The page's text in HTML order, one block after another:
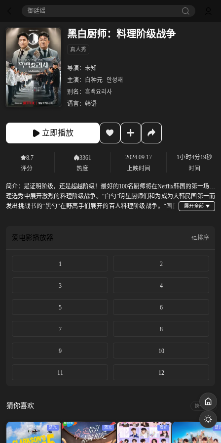
御廷谣‎
黑白厨师：料理阶级战争‎
真人秀
导演： 未知
主演：
白种元 안성재
别名： 흑백요리사
语言： 韩语
立即播放
8.7
评分
3361
热度
2024.09.17
上映时间
1小时4分19秒
时间
简介：是证明阶级，还是超越阶级！最好的100名厨师将在Netflix韩国的第一场料
理选秀中展开激烈的料理阶级战争。“白勺”明星厨师们和为成为大韩民国第一而
发出挑战书的“黑勺”在野高手们展开的百人料理阶级战争。“国民
爱电影播放器 排序
1 2
3 4
5 6
7 8
9 10
11 12
猜你喜欢 换一换
蓝光 蓝光 蓝光 蓝